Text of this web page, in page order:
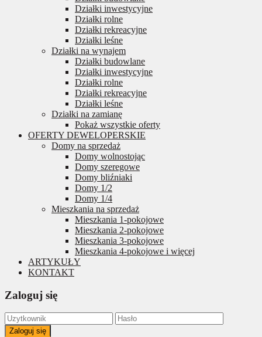
Działki inwestycyjne
Działki rolne
Działki rekreacyjne
Działki leśne
Działki na wynajem
Działki budowlane
Działki inwestycyjne
Działki rolne
Działki rekreacyjne
Działki leśne
Działki na zamianę
Pokaż wszystkie oferty
OFERTY DEWELOPERSKIE
Domy na sprzedaż
Domy wolnostojąc
Domy szeregowe
Domy bliźniaki
Domy 1/2
Domy 1/4
Mieszkania na sprzedaż
Mieszkania 1-pokojowe
Mieszkania 2-pokojowe
Mieszkania 3-pokojowe
Mieszkania 4-pokojowe i więcej
ARTYKUŁY
KONTAKT
Zaloguj się
Zaloguj się